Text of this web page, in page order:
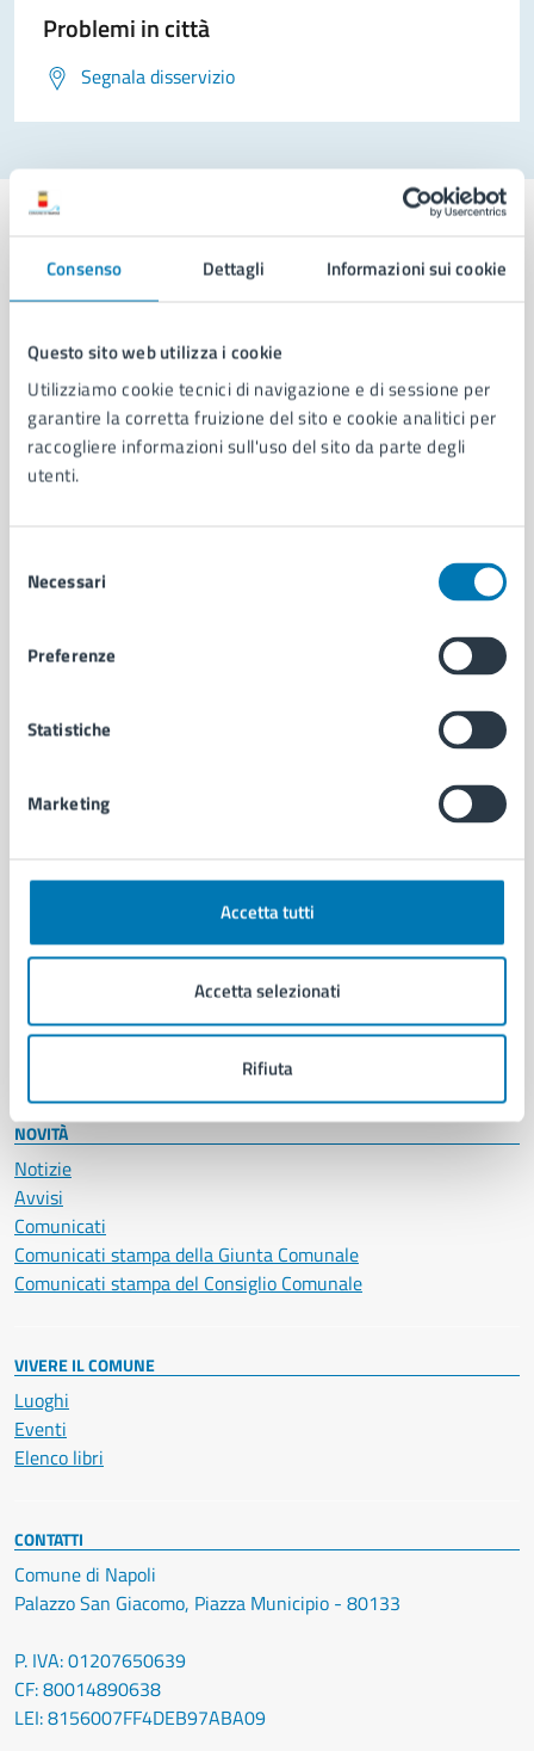
Consenso Dettagli Informazioni sui cookie
Questo sito web utilizza i cookie
Utilizziamo cookie tecnici di navigazione e di sessione per
garantire la corretta fruizione del sito e cookie analitici per
raccogliere informazioni sull'uso del sito da parte degli
utenti.
delNecessari
Preferenze
Statistiche
Marketing
Accetta tutti
Accetta selezionati
Rifiuta
Problemi in città
Segnala disservizio
Comune di Napoli
AMMINISTRAZIONE
Aree amministrative
Organi di governo
Municipalità
Personale amministrativo
Intranet, posta aziendale e protocollo
CATEGORIE DI SERVIZIO
Anagrafe e stato civile
Autorizzazioni
Documenti e certificati
Giustizia e sicurezza pubblica
Imprese e commercio
Salute, benessere e assistenza
Servizi Cimiteriali
NOVITÀ
Notizie
Avvisi
Comunicati
Comunicati stampa della Giunta Comunale
Comunicati stampa del Consiglio Comunale
VIVERE IL COMUNE
Luoghi
Eventi
Elenco libri
CONTATTI
Comune di Napoli
Palazzo San Giacomo, Piazza Municipio - 80133
P. IVA: 01207650639
CF: 80014890638
LEI: 8156007FF4DEB97ABA09